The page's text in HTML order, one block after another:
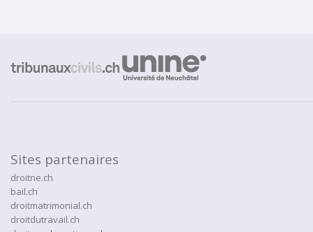
Sites partenaires
droitne.ch
bail.ch
droitmatrimonial.ch
droitdutravail.ch